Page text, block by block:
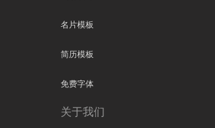
名片模板
简历模板
免费字体
关于我们